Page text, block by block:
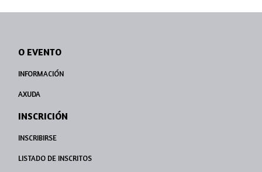
O EVENTO
INFORMACIÓN
AXUDA
INSCRICIÓN
INSCRIBIRSE
LISTADO DE INSCRITOS